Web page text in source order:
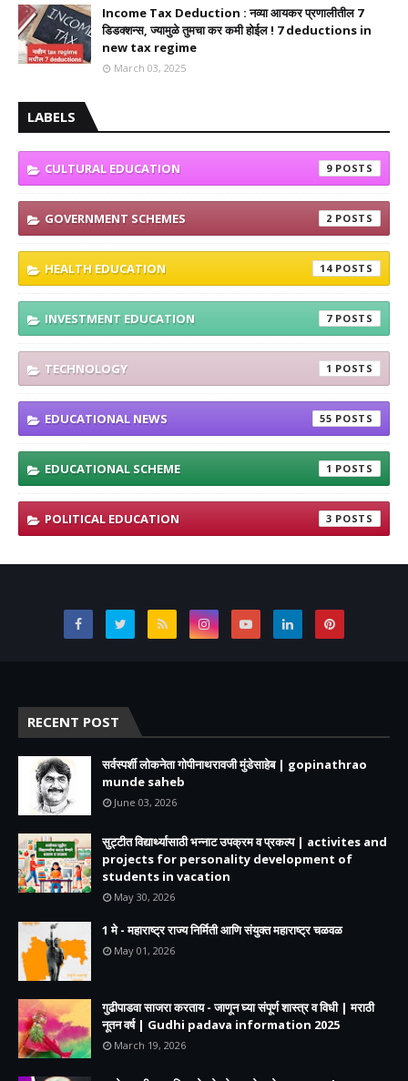
Income Tax Deduction : नव्या आयकर प्रणालीतील 7
डिडक्शन्स, ज्यामुळे तुमचा कर कमी होईल ! 7 deductions in
new tax regime
March 03, 2025
LABELS
CULTURAL EDUCATION 9
GOVERNMENT SCHEMES 2
HEALTH EDUCATION 14
INVESTMENT EDUCATION 7
TECHNOLOGY 1
EDUCATIONAL NEWS 55
EDUCATIONAL SCHEME 1
POLITICAL EDUCATION 3
RECENT POST
सर्वस्पर्शी लोकनेता गोपीनाथरावजी मुंडेसाहेब | gopinathrao
munde saheb
June 03, 2026
सुट्टीत विद्यार्थ्यासाठी भन्नाट उपक्रम व प्रकल्प | activites and
projects for personality development of
students in vacation
May 30, 2026
1 मे - महाराष्ट्र राज्य निर्मिती आणि संयुक्त महाराष्ट्र चळवळ
May 01, 2026
गुढीपाडवा साजरा करताय - जाणून घ्या संपूर्ण शास्त्र व विधी | मराठी
नूतन वर्ष | Gudhi padava information 2025
March 19, 2026